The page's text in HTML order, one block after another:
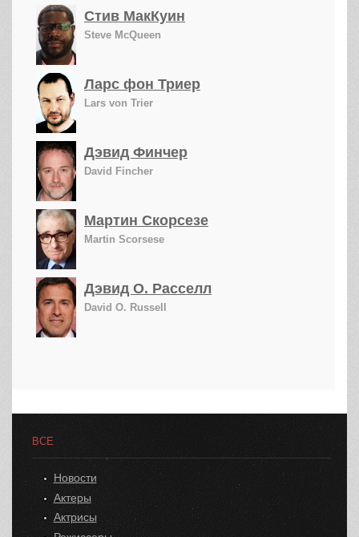
Стив МакКуин
Steve McQueen
Ларс фон Триер
Lars von Trier
Дэвид Финчер
David Fincher
Мартин Скорсезе
Martin Scorsese
Дэвид О. Расселл
David O. Russell
ВСЕ
Новости
Актеры
Актрисы